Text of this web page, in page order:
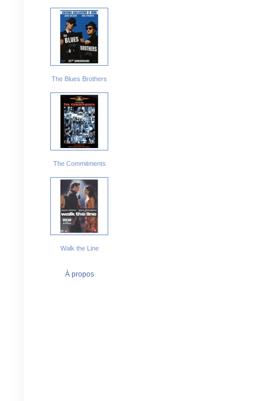
The Blues Brothers
The Commitments
Walk the Line
À propos